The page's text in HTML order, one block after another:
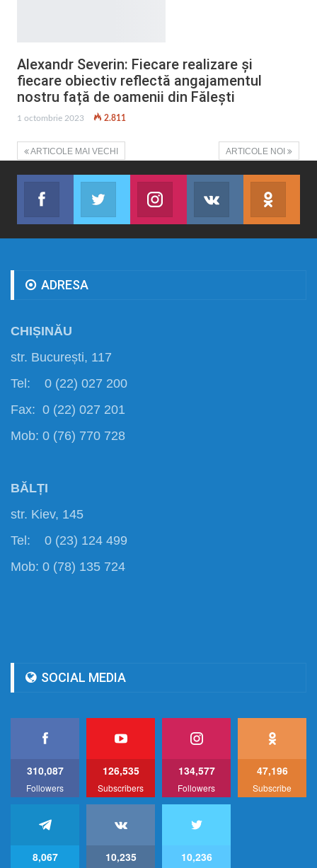
Alexandr Severin: Fiecare realizare și
fiecare obiectiv reflectă angajamentul
nostru față de oamenii din Fălești
1 octombrie 2023 2.811
ARTICOLE MAI VECHI ARTICOLE NOI
Facebook
Abonează-te
Twitter
Join us on TwitterJoin us on Instagram
Abonează-te
ADRESA
CHIȘINĂU
str. București, 117
Tel: 0 (22) 027 200
Fax: 0 (22) 027 201
Mob: 0 (76) 770 728
BĂLȚI
str. Kiev, 145
Tel: 0 (23) 124 499
Mob: 0 (78) 135 724
SOCIAL MEDIA
310,087
Followers
126,535
Subscribers
134,577
Followers
47,196
Subscribe
8,067 10,235 10,236